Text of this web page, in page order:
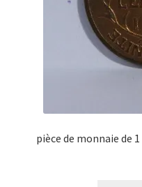
pièce de monnaie de